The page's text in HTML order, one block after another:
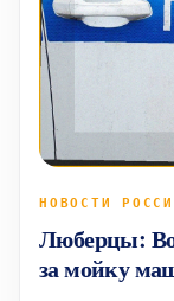
НОВОСТИ
Люберцы:
за мойку